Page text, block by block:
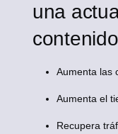
una
contenido
Aumenta las
Aumenta el
Recupera